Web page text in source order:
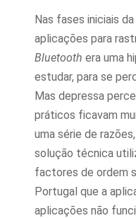
Nas fases iniciais
aplicações para
Bluetooth era uma
estudar, para se
Mas depressa
práticos ficavam
uma série de
solução técnica
factores de ordem
Portugal que a
aplicações não